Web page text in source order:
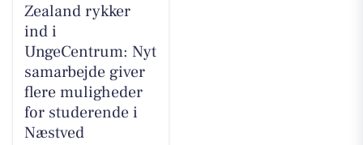
Zealand rykker
ind i
UngeCentrum: Nyt
samarbejde giver
flere muligheder
for studerende i
Næstved